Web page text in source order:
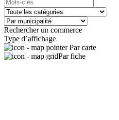
Rechercher un commerce
Type d’affichage
Par carte
Par fiche